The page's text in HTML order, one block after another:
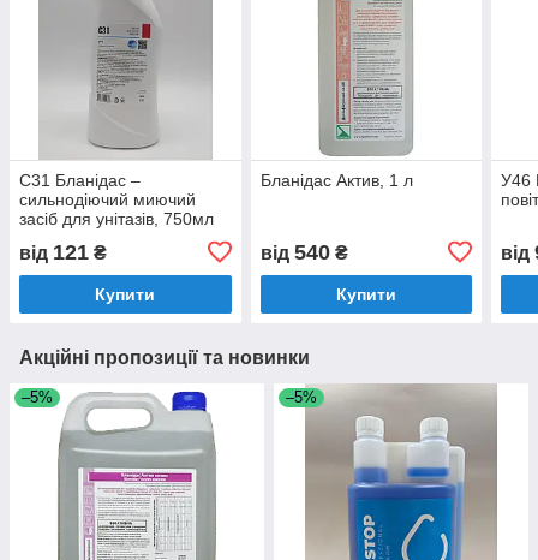
С31 Бланідас –
сильнодіючий миючий
засіб для унітазів, 750мл
від 121 ₴
Купити
Бланідас Актив, 1 л
від 540₴
Купити
У46
від
Акційні пропозиції та новинки
–5% –5%